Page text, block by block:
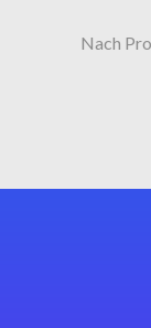
Nach